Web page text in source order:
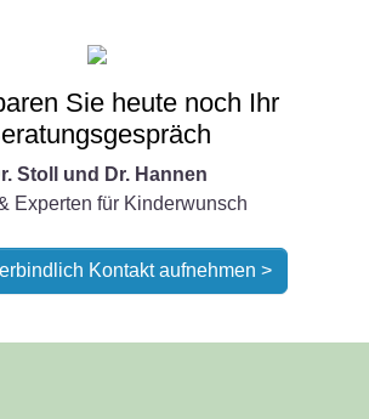
Sie heute noch Ihr
Stoll und Dr. Hannen
Experten für Kinderwunsch
Kontakt aufnehmen >